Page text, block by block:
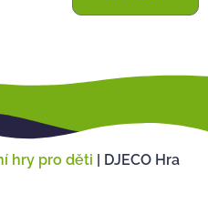
hry pro děti | DJECO Hra